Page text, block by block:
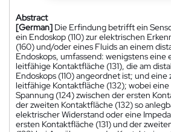
Abstract
[German] Die Erfindung betrifft ein
ein Endoskop (110) zur elektrischen
(160) und/oder eines Fluids an einem
Endoskops, umfassend: wenigstens eine
leitfähige Kontaktfläche (131), die am
Endoskops (110) angeordnet ist; und
leitfähige Kontaktfläche (132); wobei
Spannung (124) zwischen der ersten
der zweiten Kontaktfläche (132) so
elektrischer Widerstand oder eine
ersten Kontaktfläche (131) und der